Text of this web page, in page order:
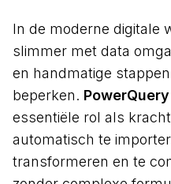
In de moderne digitale
slimmer met data
en handmatige
beperken. PowerQuery
essentiële rol als
automatisch te
transformeren en te